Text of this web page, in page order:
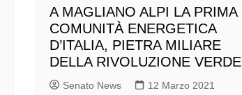
A MAGLIANO ALPI LA PRIMA
COMUNITÀ ENERGETICA
D’ITALIA, PIETRA MILIARE
DELLA RIVOLUZIONE VERDE
Senato News 12 Marzo 2021